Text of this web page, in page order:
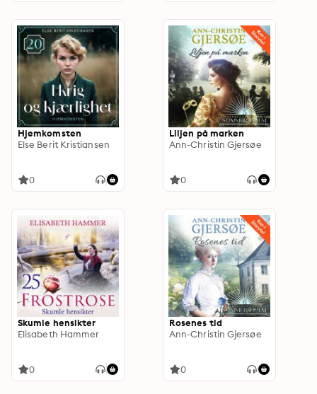
Hjemkomsten
Else Berit Kristiansen
0
Liljen på marken
Ann-Christin Gjersøe
0
Skumle hensikter
Elisabeth Hammer
0
Rosenes tid
Ann-Christin Gjersøe
0